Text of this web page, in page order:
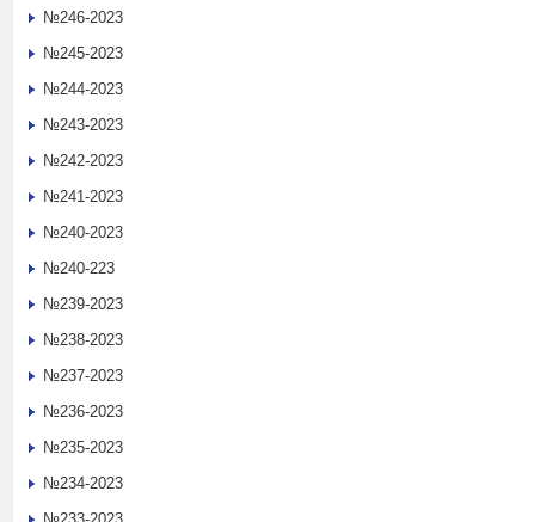
№246-2023
№245-2023
№244-2023
№243-2023
№242-2023
№241-2023
№240-2023
№240-223
№239-2023
№238-2023
№237-2023
№236-2023
№235-2023
№234-2023